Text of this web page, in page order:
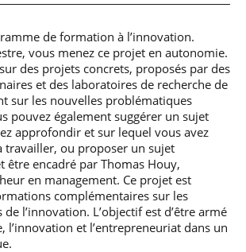
de formation à l’innovation.
vous menez ce projet en autonomie.
des projets concrets, proposés par des
et des laboratoires de recherche de
sur les nouvelles problématiques
pouvez également suggérer un sujet
approfondir et sur lequel vous avez
travailler, ou proposer un sujet
être encadré par Thomas Houy,
en management. Ce projet est
complémentaires sur les
l’innovation. L’objectif est d’être armé
l’innovation et l’entrepreneuriat dans un